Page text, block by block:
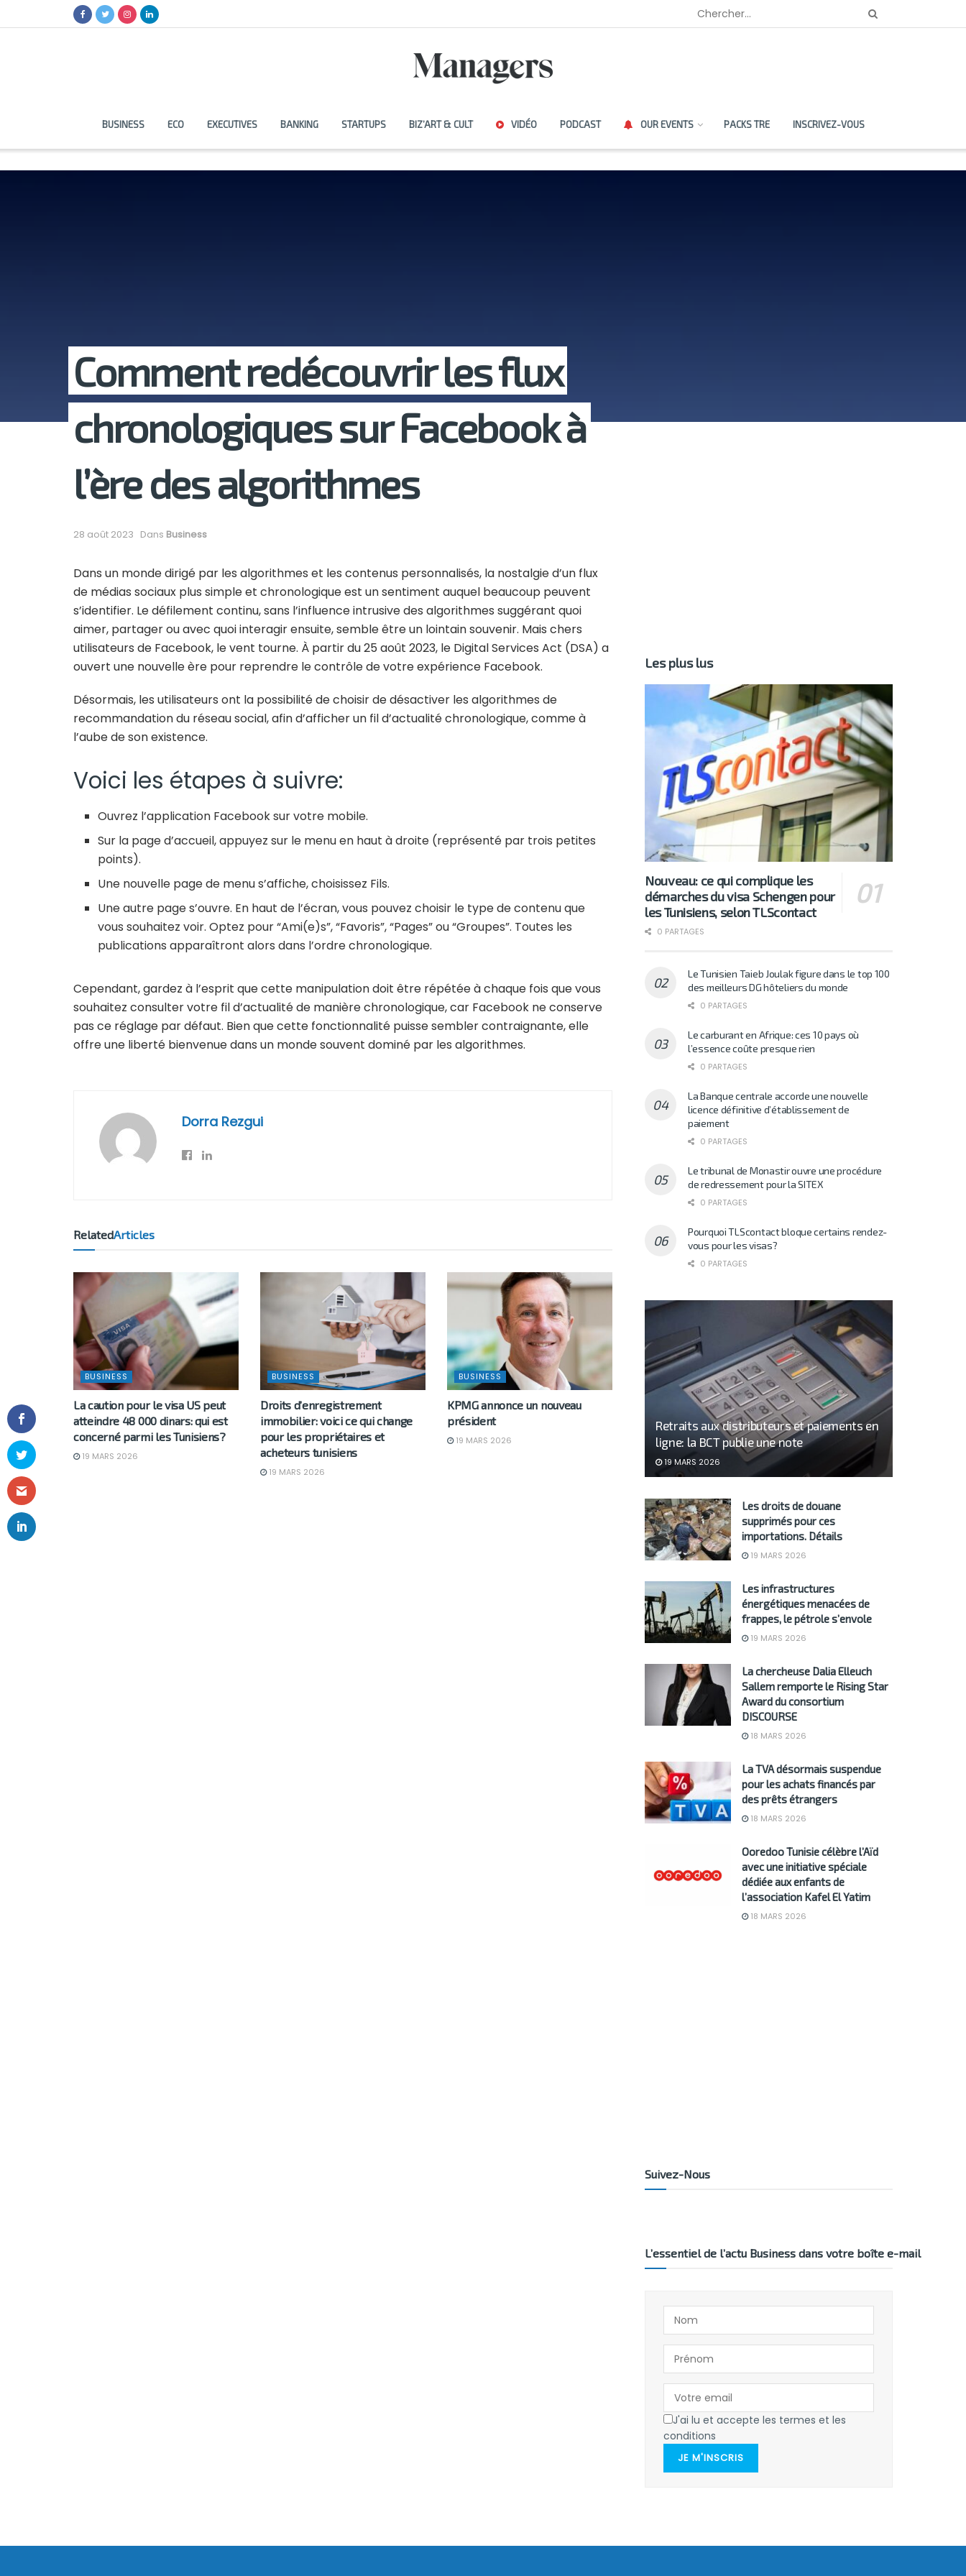
BUSINESS ECO EXECUTIVES BANKING STARTUPS BIZ’ART & CULT VIDÉO PODCAST OUR EVENTS PACKS TRE INSCRIVEZ-VOUS
Comment redécouvrir les flux
chronologiques sur Facebook à
l’ère des algorithmes
28 août 2023 Dans Business
Dans un monde dirigé par les algorithmes et les contenus personnalisés, la nostalgie d’un flux
de médias sociaux plus simple et chronologique est un sentiment auquel beaucoup peuvent
s’identifier. Le défilement continu, sans l’influence intrusive des algorithmes suggérant quoi
aimer, partager ou avec quoi interagir ensuite, semble être un lointain souvenir. Mais chers
utilisateurs de Facebook, le vent tourne. À partir du 25 août 2023, le Digital Services Act (DSA) a
ouvert une nouvelle ère pour reprendre le contrôle de votre expérience Facebook.
Désormais, les utilisateurs ont la possibilité de choisir de désactiver les algorithmes de
recommandation du réseau social, afin d’afficher un fil d’actualité chronologique, comme à
l’aube de son existence.
Voici les étapes à suivre:
Ouvrez l’application Facebook sur votre mobile.
Sur la page d’accueil, appuyez sur le menu en haut à droite (représenté par trois petites
points).
Une nouvelle page de menu s’affiche, choisissez Fils.
Une autre page s’ouvre. En haut de l’écran, vous pouvez choisir le type de contenu que
vous souhaitez voir. Optez pour “Ami(e)s”, “Favoris”, “Pages” ou “Groupes”. Toutes les
publications apparaîtront alors dans l’ordre chronologique.
Cependant, gardez à l’esprit que cette manipulation doit être répétée à chaque fois que vous
souhaitez consulter votre fil d’actualité de manière chronologique, car Facebook ne conserve
pas ce réglage par défaut. Bien que cette fonctionnalité puisse sembler contraignante, elle
offre une liberté bienvenue dans un monde souvent dominé par les algorithmes.
Dorra Rezgui
RelatedArticles
BUSINESS
La caution pour le visa US peut
atteindre 48 000 dinars: qui est
concerné parmi les Tunisiens?
19 MARS 2026
BUSINESS
Droits d’enregistrement
immobilier: voici ce qui change
pour les propriétaires et
acheteurs tunisiens
19 MARS 2026
BUSINESS
KPMG annonce un nouveau
président
19 MARS 2026
Les plus lus
Nouveau: ce qui complique les
démarches du visa Schengen pour
les Tunisiens, selon TLScontact
0 PARTAGES
Le Tunisien Taieb Joulak figure dans le top 100
des meilleurs DG hôteliers du monde
0 PARTAGES
Le carburant en Afrique: ces 10 pays où
l’essence coûte presque rien
0 PARTAGES
La Banque centrale accorde une nouvelle
licence définitive d’établissement de
paiement
0 PARTAGES
Le tribunal de Monastir ouvre une procédure
de redressement pour la SITEX
0 PARTAGES
Pourquoi TLScontact bloque certains rendez-
vous pour les visas?
0 PARTAGES
Retraits aux distributeurs et paiements en
ligne: la BCT publie une note
19 MARS 2026
Les droits de douane
supprimés pour ces
importations. Détails
19 MARS 2026
Les infrastructures
énergétiques menacées de
frappes, le pétrole s’envole
19 MARS 2026
La chercheuse Dalia Elleuch
Sallem remporte le Rising Star
Award du consortium
DISCOURSE
18 MARS 2026
La TVA désormais suspendue
pour les achats financés par
des prêts étrangers
18 MARS 2026
Ooredoo Tunisie célèbre l’Aïd
avec une initiative spéciale
dédiée aux enfants de
l’association Kafel El Yatim
18 MARS 2026
Suivez-Nous
L’essentiel de l’actu Business dans votre boîte e-mail
J'ai lu et accepte les termes et les
conditions
JE M'INSCRIS